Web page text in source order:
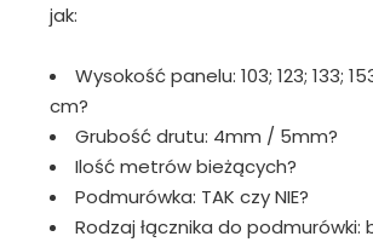
jak:
Wysokość panelu: 103; 123; 133;
cm?
Grubość drutu: 4mm / 5mm?
Ilość metrów bieżących?
Podmurówka: TAK czy NIE?
Rodzaj łącznika do